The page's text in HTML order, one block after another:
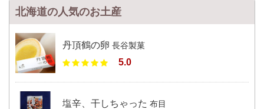
北海道の人気のお土産
丹頂鶴の卵 長谷製菓
5.0
塩辛、干しちゃった 布目